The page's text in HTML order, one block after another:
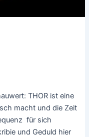
THOR ist eine
macht und die Zeit
für sich
und Geduld hier